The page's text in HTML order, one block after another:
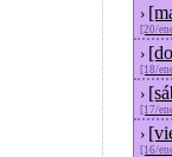
›
[20/
›
[18/
›
[17/
›
[16/